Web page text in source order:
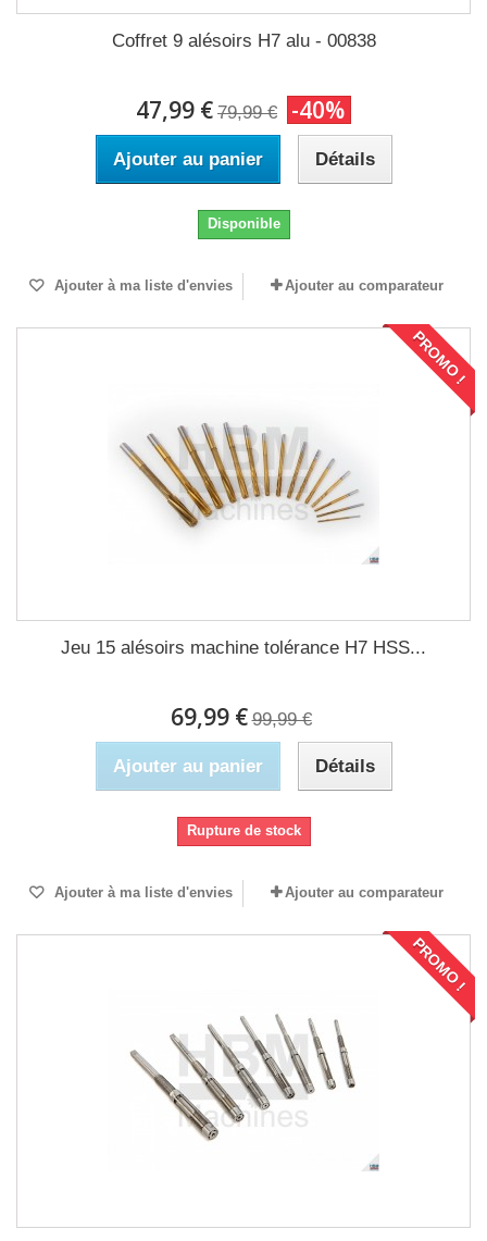
Coffret 9 alésoirs H7 alu - 00838
47,99 € 79,99 € -40%
Ajouter au panier Détails
Disponible
Ajouter à ma liste d'envies Ajouter au comparateur
PROMO !
Jeu 15 alésoirs machine tolérance H7 HSS...
69,99 € 99,99 €
Ajouter au panier Détails
Rupture de stock
Ajouter à ma liste d'envies Ajouter au comparateur
PROMO !